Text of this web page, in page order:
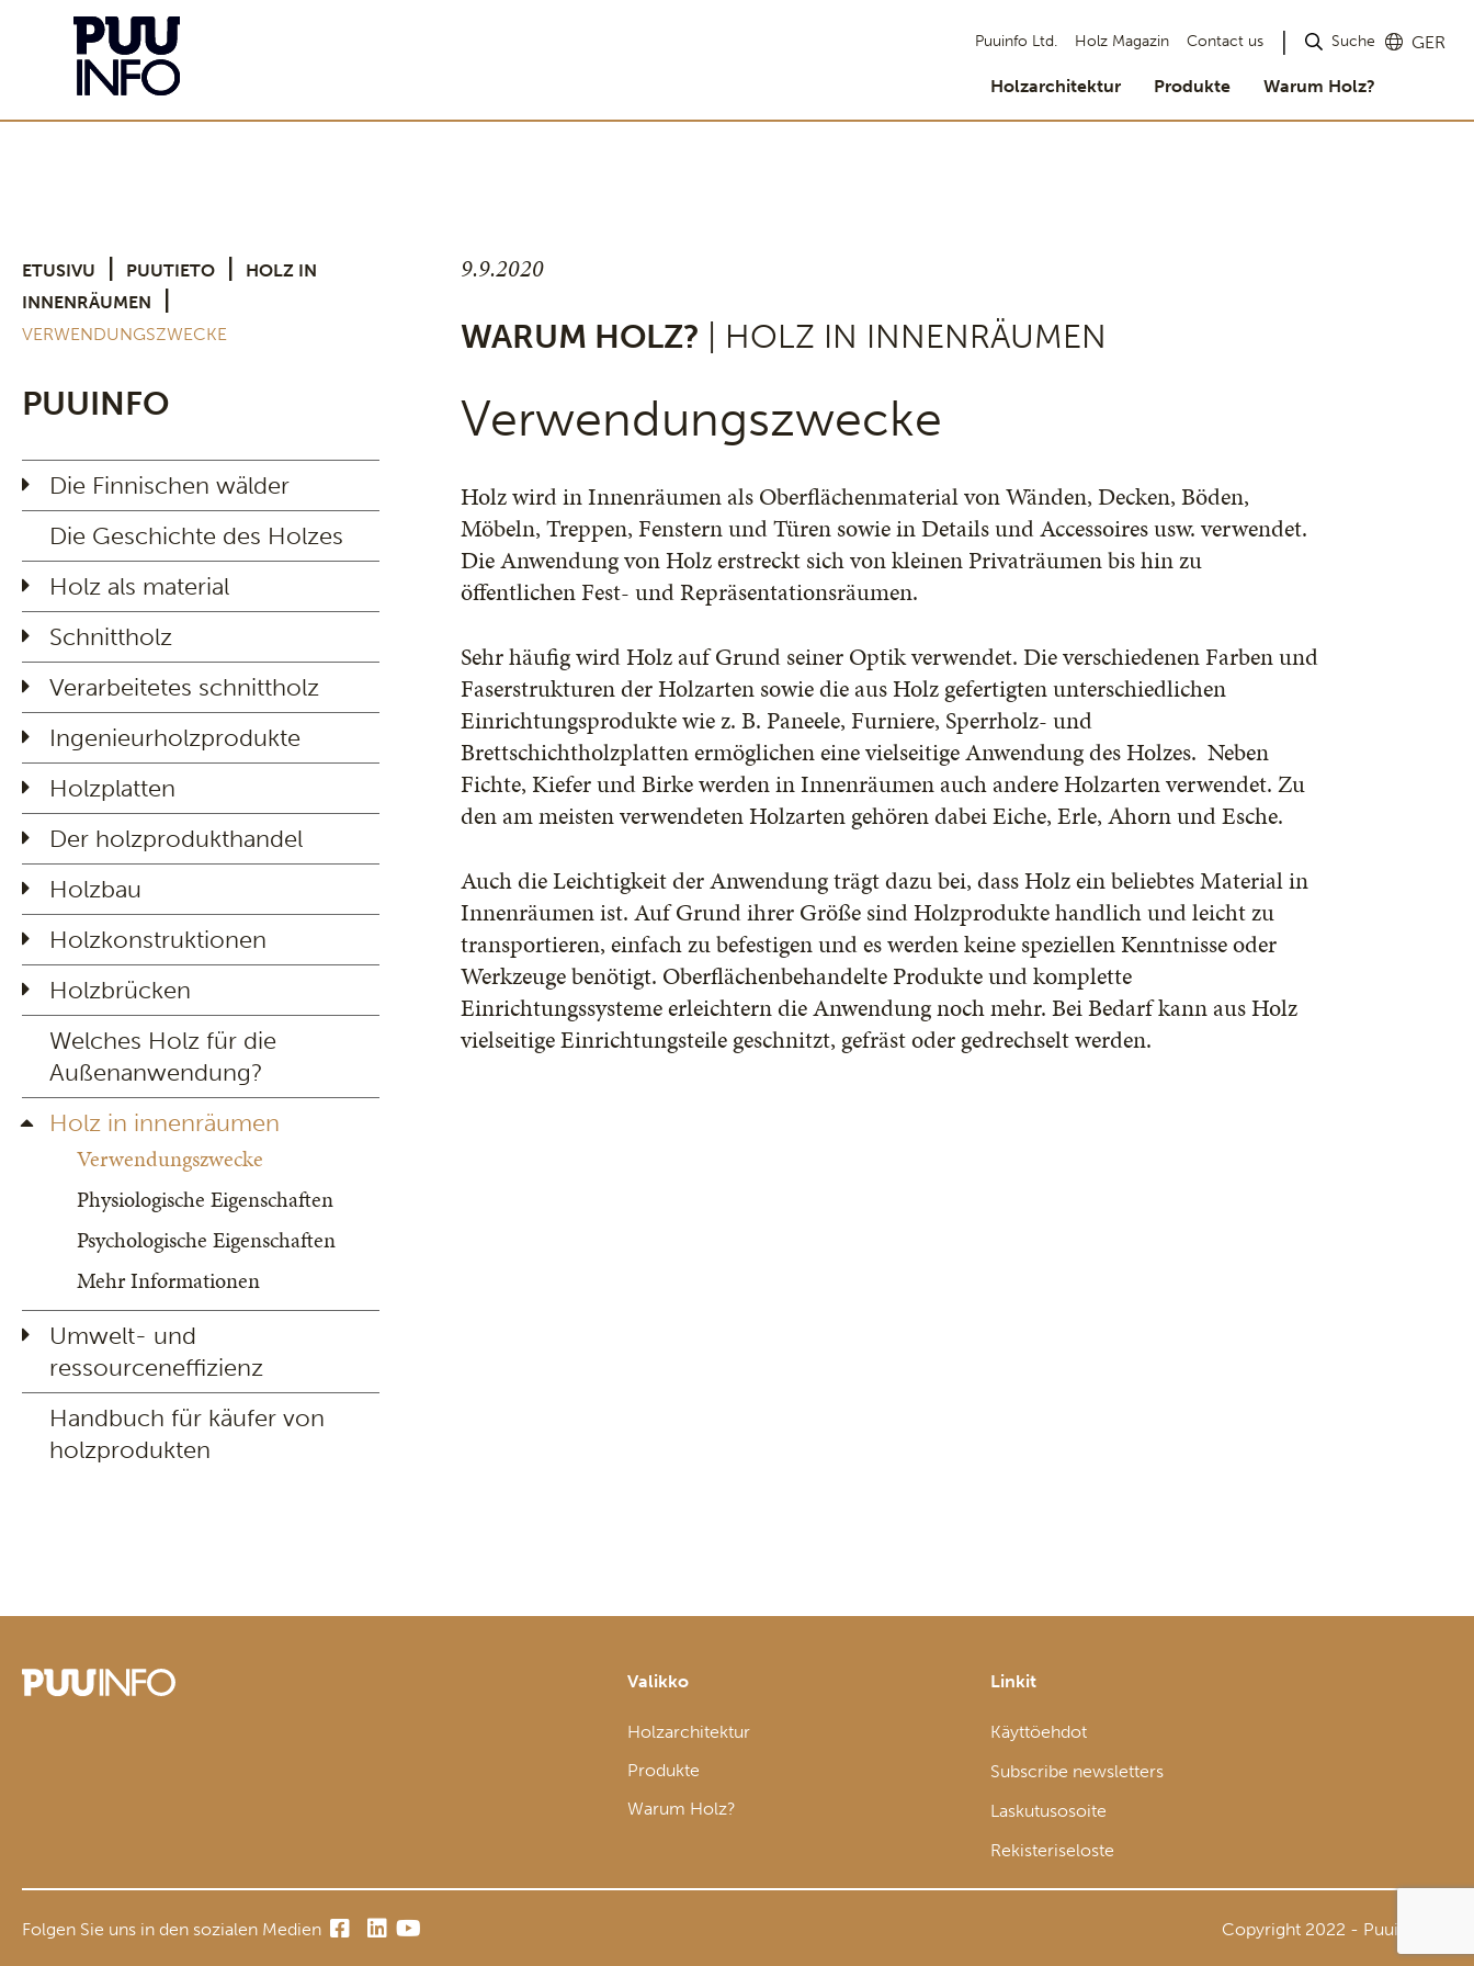
Puuinfo Ltd. Holz Magazin Contact us Suche GER
Holzarchitektur Produkte Warum Holz?
ETUSIVU PUUTIETO
HOLZ IN
INNENRÄUMEN
VERWENDUNGSZWECKE
PUUINFO
Die Finnischen wälder
Die Geschichte des Holzes
Holz als material
Schnittholz
Verarbeitetes schnittholz
Ingenieurholzprodukte
Holzplatten
Der holzprodukthandel
Holzbau
Holzkonstruktionen
Holzbrücken
Welches Holz für die
Außenanwendung?
Holz in innenräumen
Verwendungszwecke
Physiologische Eigenschaften
Psychologische Eigenschaften
Mehr Informationen
Umwelt- und
ressourceneffizienz
Handbuch für käufer von
holzprodukten
9.9.2020
WARUM HOLZ? | HOLZ IN INNENRÄUMEN
Verwendungszwecke
Holz wird in Innenräumen als Oberflächenmaterial von Wänden, Decken, Böden,
Möbeln, Treppen, Fenstern und Türen sowie in Details und Accessoires usw. verwendet.
Die Anwendung von Holz erstreckt sich von kleinen Privaträumen bis hin zu
öffentlichen Fest- und Repräsentationsräumen.
Sehr häufig wird Holz auf Grund seiner Optik verwendet. Die verschiedenen Farben und
Faserstrukturen der Holzarten sowie die aus Holz gefertigten unterschiedlichen
Einrichtungsprodukte wie z. B. Paneele, Furniere, Sperrholz- und
Brettschichtholzplatten ermöglichen eine vielseitige Anwendung des Holzes. Neben
Fichte, Kiefer und Birke werden in Innenräumen auch andere Holzarten verwendet. Zu
den am meisten verwendeten Holzarten gehören dabei Eiche, Erle, Ahorn und Esche.
Auch die Leichtigkeit der Anwendung trägt dazu bei, dass Holz ein beliebtes Material in
Innenräumen ist. Auf Grund ihrer Größe sind Holzprodukte handlich und leicht zu
transportieren, einfach zu befestigen und es werden keine speziellen Kenntnisse oder
Werkzeuge benötigt. Oberflächenbehandelte Produkte und komplette
Einrichtungssysteme erleichtern die Anwendung noch mehr. Bei Bedarf kann aus Holz
vielseitige Einrichtungsteile geschnitzt, gefräst oder gedrechselt werden.
Valikko
Holzarchitektur
Produkte
Warum Holz?
Linkit
Käyttöehdot
Subscribe newsletters
Laskutusosoite
Rekisteriseloste
Folgen Sie uns in den sozialen Medien Copyright 2022 - Puuinfo Oy